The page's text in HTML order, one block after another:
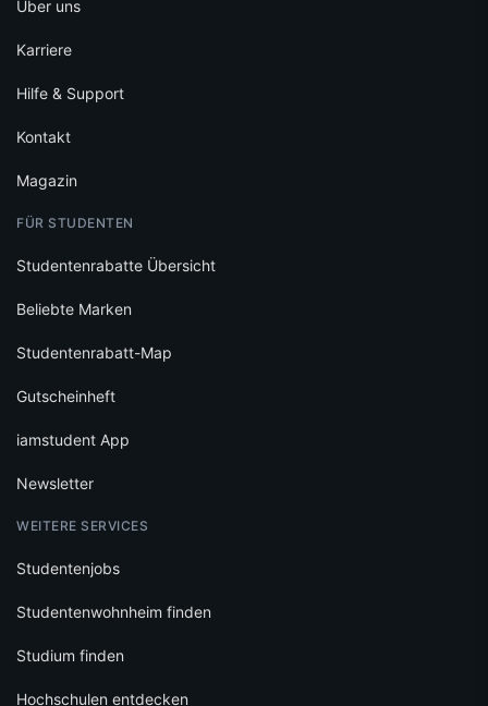
Über uns
Karriere
Hilfe & Support
Kontakt
Magazin
FÜR STUDENTEN
Studentenrabatte Übersicht
Beliebte Marken
Studentenrabatt-Map
Gutscheinheft
iamstudent App
Newsletter
WEITERE SERVICES
Studentenjobs
Studentenwohnheim finden
Studium finden
Hochschulen entdecken